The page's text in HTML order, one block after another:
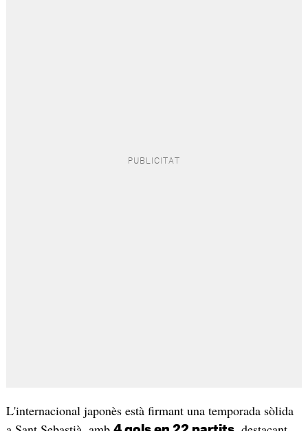
L'internacional japonès està firmant una temporada sòlida